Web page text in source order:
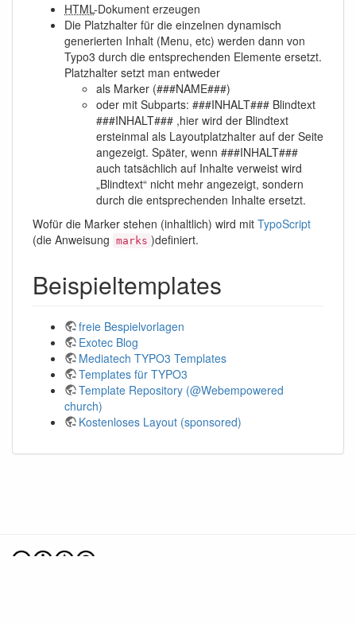
HTML-Dokument erzeugen
Die Platzhalter für die einzelnen dynamisch
generierten Inhalt (Menu, etc) werden dann von
Typo3 durch die entsprechenden Elemente ersetzt.
Platzhalter setzt man entweder
als Marker (###NAME###)
oder mit Subparts: ###INHALT### Blindtext
###INHALT### ,hier wird der Blindtext
ersteinmal als Layoutplatzhalter auf der Seite
angezeigt. Später, wenn ###INHALT###
auch tatsächlich auf Inhalte verweist wird
„Blindtext“ nicht mehr angezeigt, sondern
durch die entsprechenden Inhalte ersetzt.
Wofür die Marker stehen (inhaltlich) wird mit TypoScript
(die Anweisung marks )definiert.
Beispieltemplates
freie Bespielvorlagen
Exotec Blog
Mediatech TYPO3 Templates
Templates für TYPO3
Template Repository (@Webempowered
church)
Kostenloses Layout (sponsored)